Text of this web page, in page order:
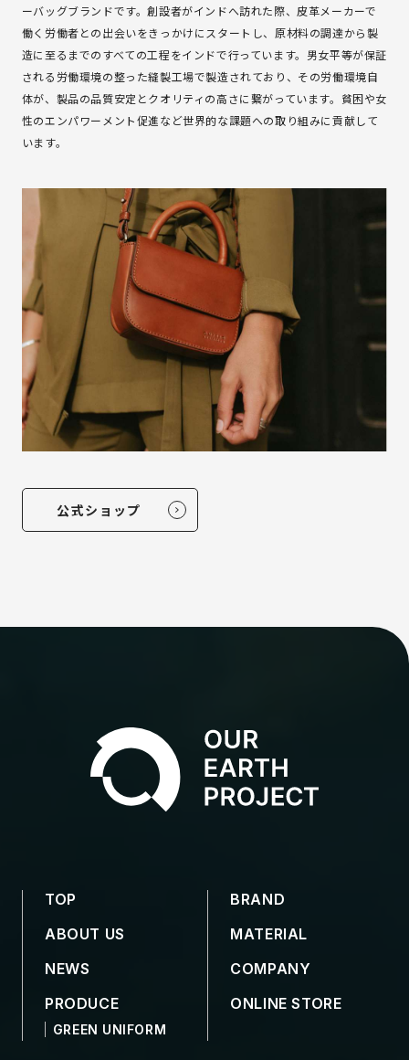
ーバッグブランドです。創設者がインドへ訪れた際、皮革メーカーで
働く労働者との出会いをきっかけにスタートし、原材料の調達から製
造に至るまでのすべての工程をインドで行っています。男女平等が保証
される労働環境の整った縫製工場で製造されており、その労働環境自
体が、製品の品質安定とクオリティの高さに繋がっています。貧困や女
性のエンパワーメント促進など世界的な課題への取り組みに貢献して
います。
公式ショップ
TOP
ABOUT US
NEWS
PRODUCE
GREEN UNIFORM
BRAND
MATERIAL
COMPANY
ONLINE STORE